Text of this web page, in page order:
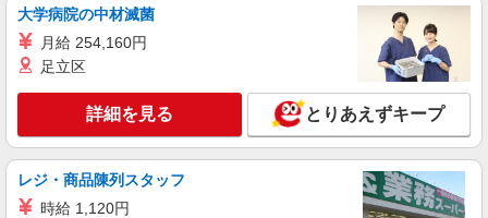
1.2万〜可！看護助手
時給1600円〜2250円 ＜日払い有/週払い有/交
キープ 詳細を見る
派遣社員
株式会社kotrio /●SI-H-2093689
大学病院の中材滅菌
月給 254,160円
足立区
詳細を見る とりあえずキープ
レジ・商品陳列スタッフ
時給 1,120円